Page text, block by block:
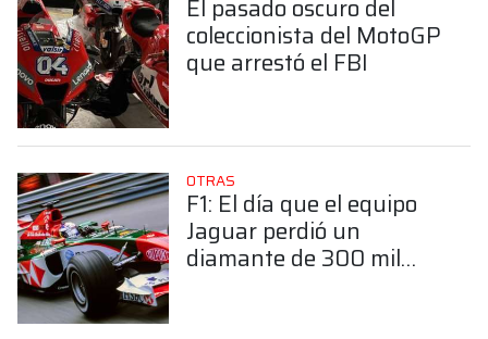
El pasado oscuro del
coleccionista del MotoGP
que arrestó el FBI
OTRAS
F1: El día que el equipo
Jaguar perdió un
diamante de 300 mil